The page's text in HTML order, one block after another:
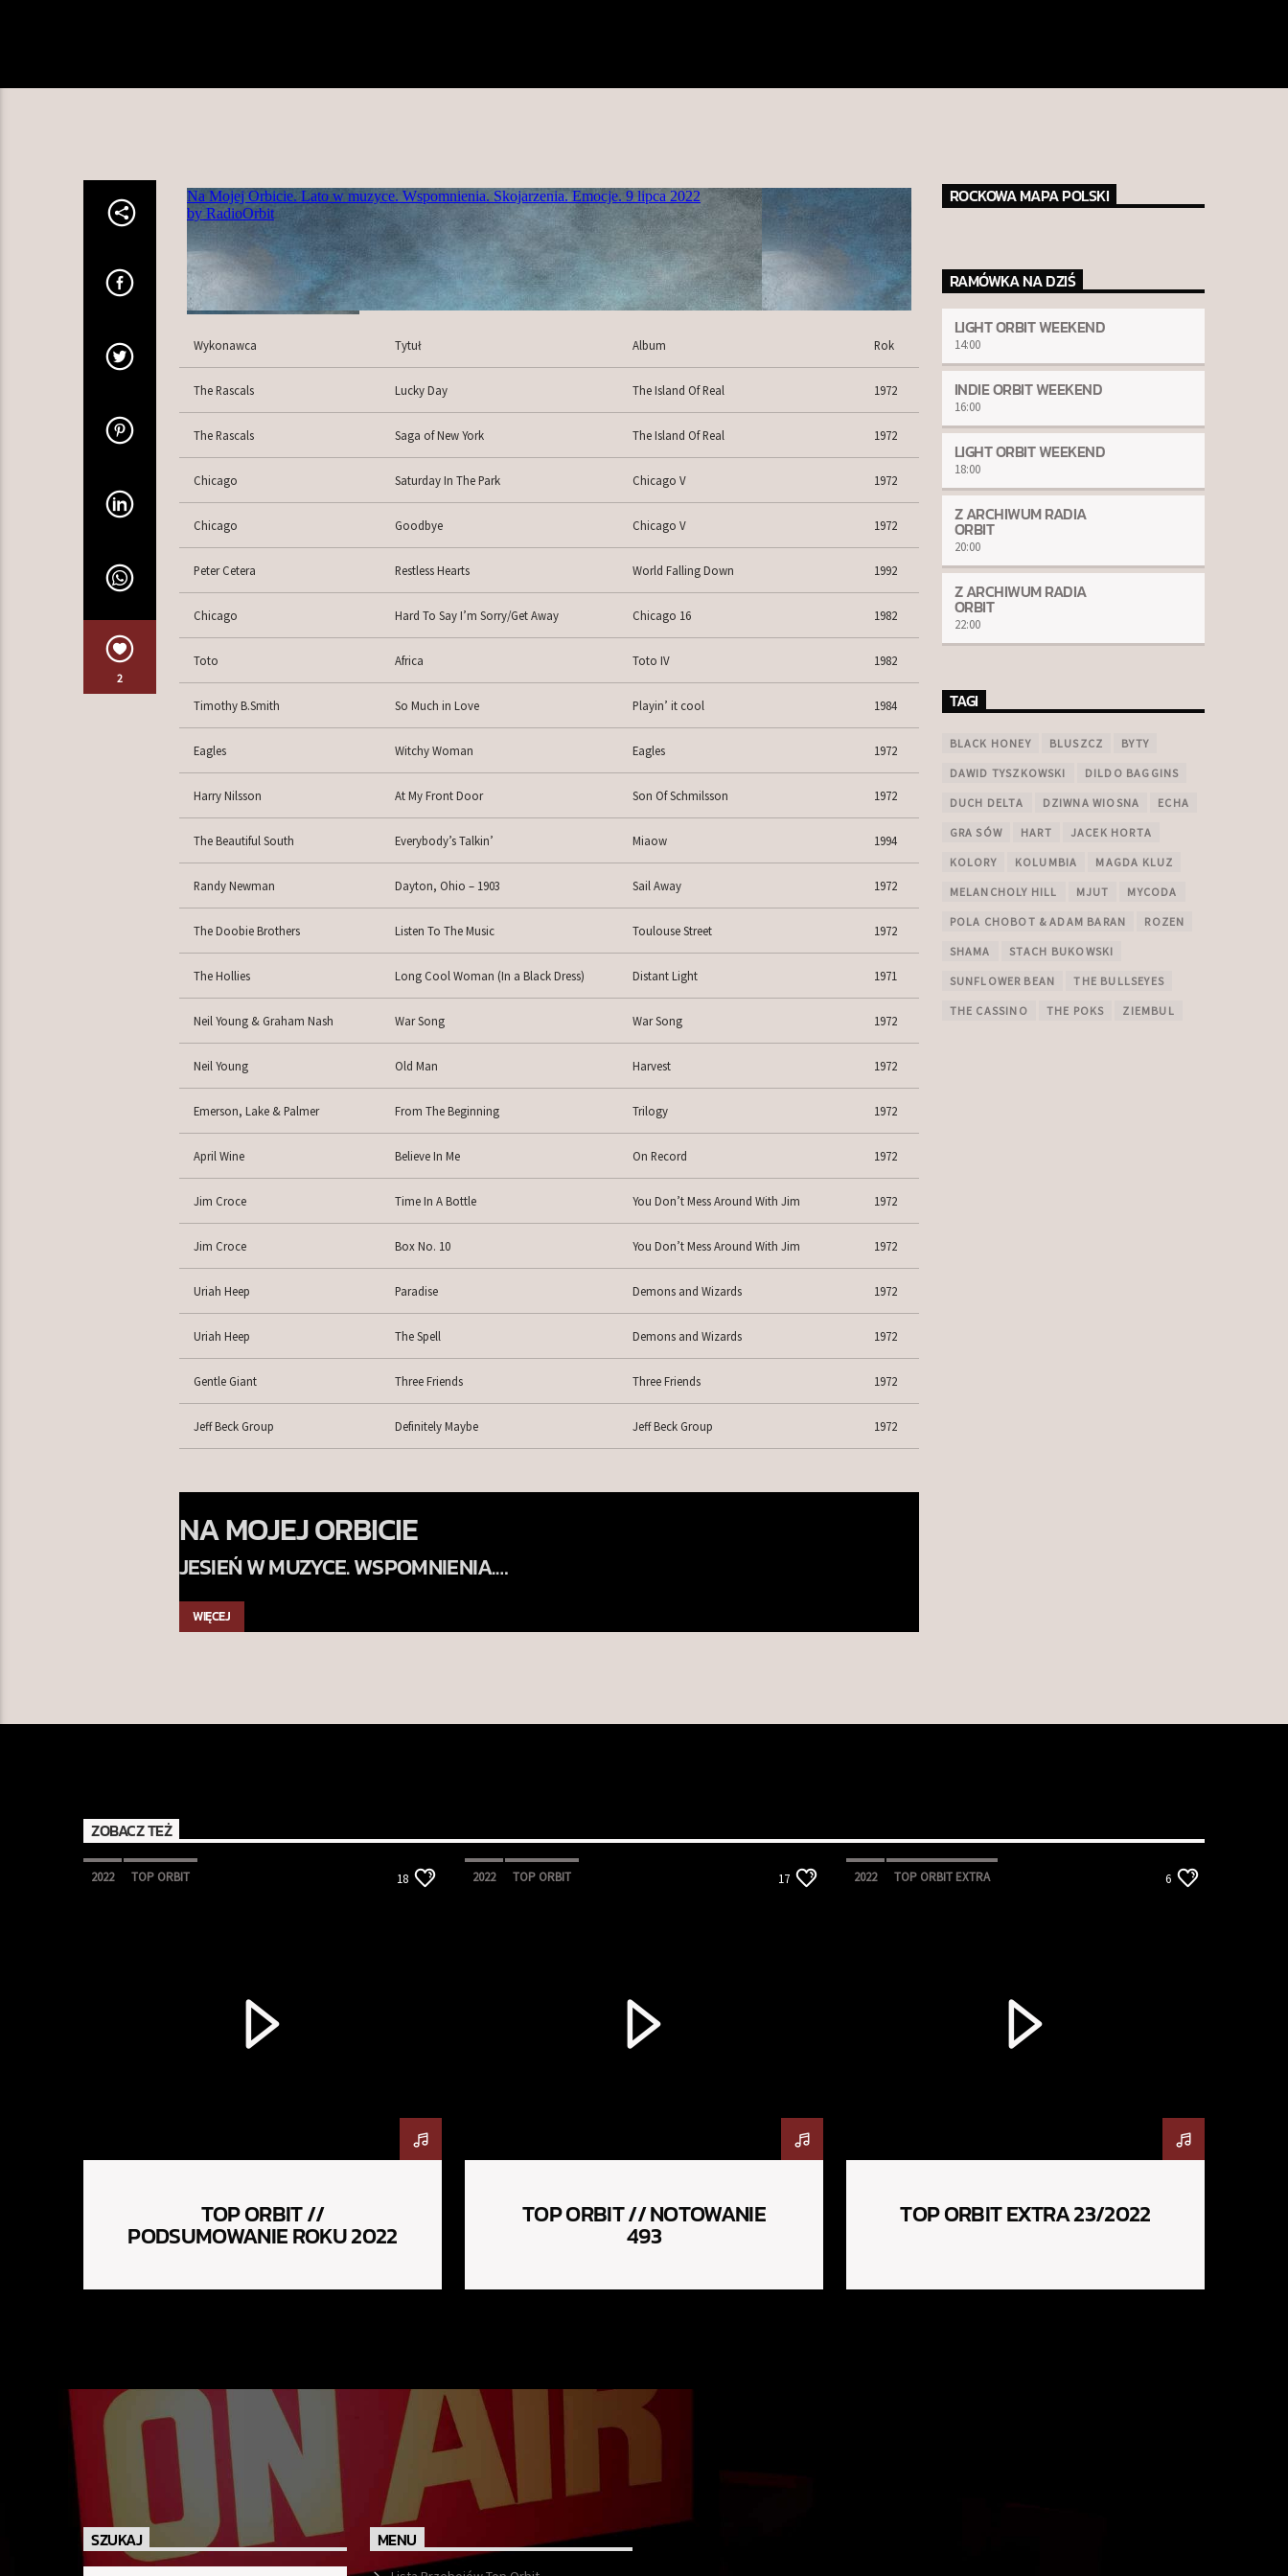
2
Wykonawca Tytuł Album Rok
The Rascals Lucky Day The Island Of Real 1972
The Rascals Saga of New York The Island Of Real 1972
Chicago Saturday In The Park Chicago V 1972
Chicago Goodbye Chicago V 1972
Peter Cetera Restless Hearts World Falling Down 1992
Chicago Hard To Say I’m Sorry/Get Away Chicago 16 1982
Toto Africa Toto IV 1982
Timothy B.Smith So Much in Love Playin’ it cool 1984
Eagles Witchy Woman Eagles 1972
Harry Nilsson At My Front Door Son Of Schmilsson 1972
The Beautiful South Everybody’s Talkin’ Miaow 1994
Randy Newman Dayton, Ohio – 1903 Sail Away 1972
The Doobie Brothers Listen To The Music Toulouse Street 1972
The Hollies Long Cool Woman (In a Black Dress) Distant Light 1971
Neil Young & Graham Nash War Song War Song 1972
Neil Young Old Man Harvest 1972
Emerson, Lake & Palmer From The Beginning Trilogy 1972
April Wine Believe In Me On Record 1972
Jim Croce Time In A Bottle You Don’t Mess Around With Jim 1972
Jim Croce Box No. 10 You Don’t Mess Around With Jim 1972
Uriah Heep Paradise Demons and Wizards 1972
Uriah Heep The Spell Demons and Wizards 1972
Gentle Giant Three Friends Three Friends 1972
Jeff Beck Group Definitely Maybe Jeff Beck Group 1972
NA MOJEJ ORBICIE
JESIEŃ W MUZYCE. WSPOMNIENIA.
WIĘCEJ
ROCKOWA MAPA POLSKI
RAMÓWKA NA DZIŚ
LIGHT ORBIT WEEKEND
14:00
INDIE ORBIT WEEKEND
16:00
LIGHT ORBIT WEEKEND
18:00
Z ARCHIWUM RADIA
ORBIT
20:00
Z ARCHIWUM RADIA
ORBIT
22:00
TAGI
BLACK HONEY BLUSZCZ BYTY
DAWID TYSZKOWSKI DILDO BAGGINS
DUCH DELTA DZIWNA WIOSNA ECHA
GRA SÓW HART JACEK HORTA
KOLORY KOLUMBIA MAGDA KLUZ
MELANCHOLY HILL MJUT MYCODA
POLA CHOBOT & ADAM BARAN ROZEN
SHAMA STACH BUKOWSKI
SUNFLOWER BEAN THE BULLSEYES
THE CASSINO THE POKS ZIEMBUL
ZOBACZ TEŻ
2022 TOP ORBIT 18
TOP ORBIT //
PODSUMOWANIE ROKU 2022
2022 TOP ORBIT 17
TOP ORBIT // NOTOWANIE
493
2022 TOP ORBIT EXTRA 6
TOP ORBIT EXTRA 23/2022
SZUKAJ MENU